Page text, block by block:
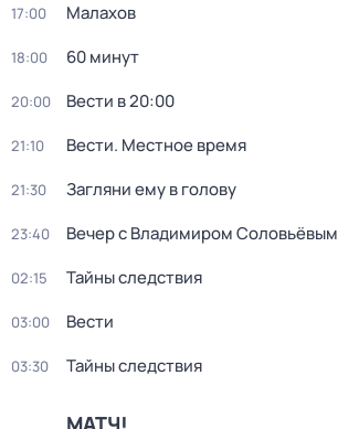
17:00 Малахов
18:00 60 минут
20:00 Вести в 20:00
21:10 Вести. Местное время
21:30 Загляни ему в голову
23:40 Вечер с Владимиром Соловьёвым
02:15 Тайны следствия
03:00 Вести
03:30 Тайны следствия
МАТЧ!